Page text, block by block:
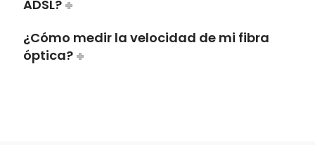
ADSL?
¿Cómo medir la velocidad de mi fibra
óptica?